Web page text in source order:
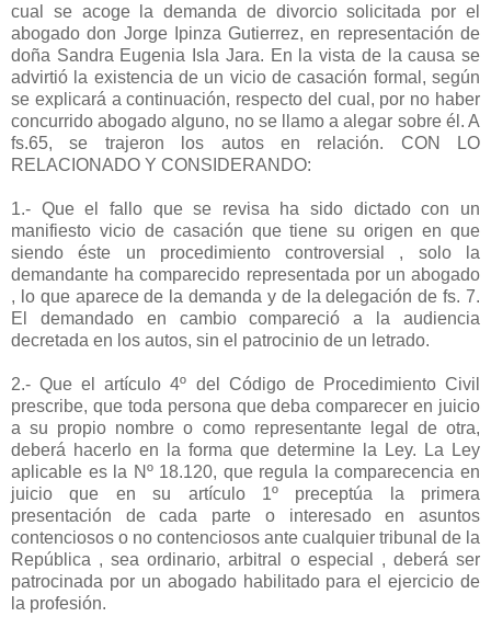
cual se acoge la demanda de divorcio solicitada por el
abogado don Jorge Ipinza Gutierrez, en representación de
doña Sandra Eugenia Isla Jara. En la vista de la causa se
advirtió la existencia de un vicio de casación formal, según
se explicará a continuación, respecto del cual, por no haber
concurrido abogado alguno, no se llamo a alegar sobre él. A
fs.65, se trajeron los autos en relación. CON LO
RELACIONADO Y CONSIDERANDO:
1.- Que el fallo que se revisa ha sido dictado con un
manifiesto vicio de casación que tiene su origen en que
siendo éste un procedimiento controversial , solo la
demandante ha comparecido representada por un abogado
, lo que aparece de la demanda y de la delegación de fs. 7.
El demandado en cambio compareció a la audiencia
decretada en los autos, sin el patrocinio de un letrado.
2.- Que el artículo 4º del Código de Procedimiento Civil
prescribe, que toda persona que deba comparecer en juicio
a su propio nombre o como representante legal de otra,
deberá hacerlo en la forma que determine la Ley. La Ley
aplicable es la Nº 18.120, que regula la comparecencia en
juicio que en su artículo 1º preceptúa la primera
presentación de cada parte o interesado en asuntos
contenciosos o no contenciosos ante cualquier tribunal de la
República , sea ordinario, arbitral o especial , deberá ser
patrocinada por un abogado habilitado para el ejercicio de
la profesión.